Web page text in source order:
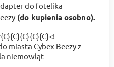
do fotelika
(do kupienia osobno).